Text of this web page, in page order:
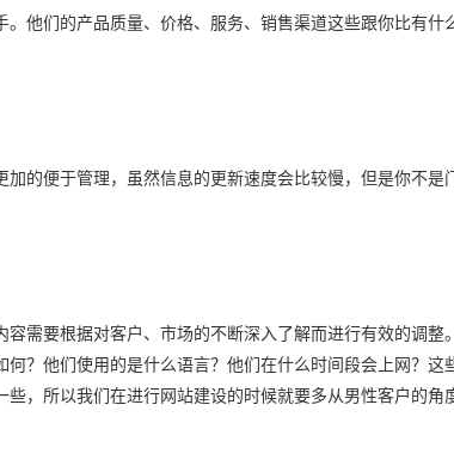
他们的产品质量、价格、服务、销售渠道这些跟你比有什
的便于管理，虽然信息的更新速度会比较慢，但是你不是
需要根据对客户、市场的不断深入了解而进行有效的调整
？他们使用的是什么语言？他们在什么时间段会上网？这
，所以我们在进行网站建设的时候就要多从男性客户的角